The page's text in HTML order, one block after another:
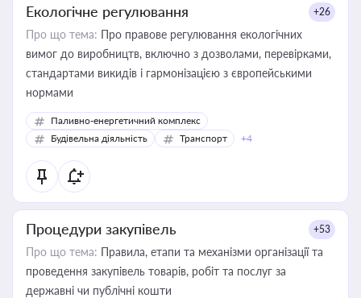
Екологічне регулювання +26
Про що тема: Про правове регулювання екологічних
вимог до виробництв, включно з дозволами, перевірками,
стандартами викидів і гармонізацією з європейськими
нормами
Паливно-енергетичний комплекс
Будівельна діяльність
Транспорт +4
Процедури закупівель +53
Про що тема: Правила, етапи та механізми організації та
проведення закупівель товарів, робіт та послуг за
державні чи публічні кошти